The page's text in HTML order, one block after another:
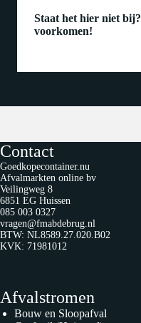
Staat het hier niet
voorkomen!
Contact
Goedkopecontainer.nu
Afvalmarkten online bv
Veilingweg 8
6851 EG Huissen
085 003 0327
vragen@fmabdebrug.nl
BTW: NL8589.27.020.B02
KVK: 71981012
Afvalstromen
Bouw en Sloopafval